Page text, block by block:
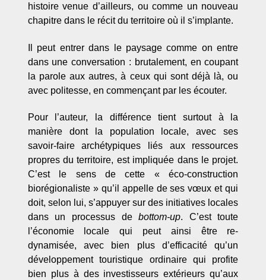
histoire venue d’ailleurs, ou comme un nouveau
chapitre dans le récit du territoire où il s’implante.
Il peut entrer dans le paysage comme on entre
dans une conversation : brutalement, en coupant
la parole aux autres, à ceux qui sont déjà là, ou
avec politesse, en commençant par les écouter.
Pour l’auteur, la différence tient surtout à la
manière dont la population locale, avec ses
savoir-faire archétypiques liés aux ressources
propres du territoire, est impliquée dans le projet.
C’est le sens de cette « éco-construction
biorégionaliste » qu’il appelle de ses vœux et qui
doit, selon lui, s’appuyer sur des initiatives locales
dans un processus debottom-up. C’est toute
l’économie locale qui peut ainsi être re-
dynamisée, avec bien plus d’efficacité qu’un
développement touristique ordinaire qui profite
bien plus à des investisseurs extérieurs qu’aux